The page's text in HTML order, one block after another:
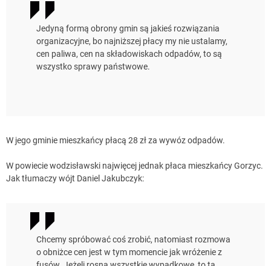
Jedyną formą obrony gmin są jakieś rozwiązania
organizacyjne, bo najniższej płacy my nie ustalamy,
cen paliwa, cen na składowiskach odpadów, to są
wszystko sprawy państwowe.
W jego gminie mieszkańcy płacą 28 zł za wywóz odpadów.
W powiecie wodzisławski najwięcej jednak płaca mieszkańcy Gorzyc.
Jak tłumaczy wójt Daniel Jakubczyk:
Chcemy spróbować coś zrobić, natomiast rozmowa
o obniżce cen jest w tym momencie jak wróżenie z